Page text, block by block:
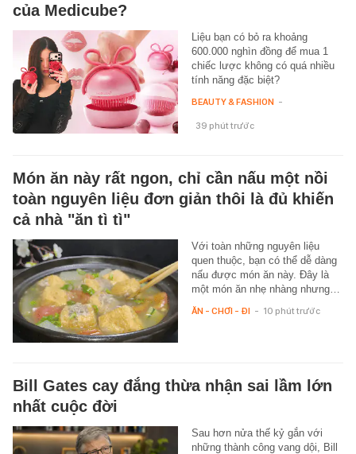
của Medicube?
Liệu bạn có bỏ ra khoảng
600.000 nghìn đồng để mua 1
chiếc lược không có quá nhiều
tính năng đặc biệt?
BEAUTY & FASHION -
39 phút trước
Món ăn này rất ngon, chỉ cần nấu một nồi
toàn nguyên liệu đơn giản thôi là đủ khiến
cả nhà "ăn tì tì"
Với toàn những nguyên liệu
quen thuộc, bạn có thể dễ dàng
nấu được món ăn này. Đây là
một món ăn nhẹ nhàng nhưng…
ĂN - CHƠI - ĐI - 10 phút trước
Bill Gates cay đắng thừa nhận sai lầm lớn
nhất cuộc đời
Sau hơn nửa thế kỷ gắn với
những thành công vang dội, Bill